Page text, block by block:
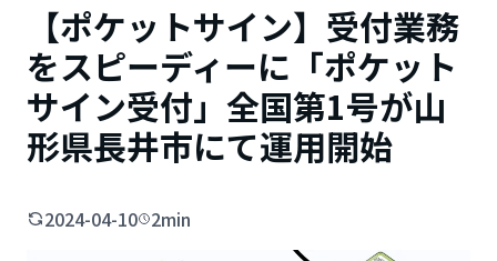
エッジ
LPWA
DaaS
IaaS
ビッグデータ
が山形県長井市にて運用開始
【ポケットサイン】受付業務
をスピーディーに「ポケット
サイン受付」全国第1号が山
形県長井市にて運用開始
2024-04-10 2min